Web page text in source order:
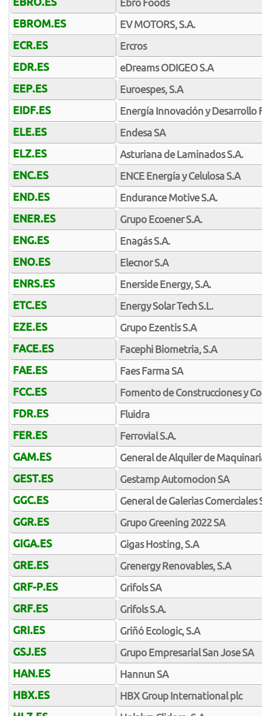
Ebro Foods
EBROM.ES
EV MOTORS, S.A.
ECR.ES
Ercros
EDR.ES
eDreams ODIGEO S.A
EEP.ES
Euroespes, S.A
EIDF.ES
Energía Innovación y Desarrollo
ELE.ES
Endesa SA
ELZ.ES
Asturiana de Laminados S.A.
ENC.ES
ENCE Energía y Celulosa S.A
END.ES
Endurance Motive S.A.
ENER.ES
Grupo Ecoener S.A.
ENG.ES
Enagás S.A.
ENO.ES
Elecnor S.A
ENRS.ES
Enerside Energy, S.A.
ETC.ES
Energy Solar Tech S.L.
EZE.ES
Grupo Ezentis S.A
FACE.ES
Facephi Biometria, S.A
FAE.ES
Faes Farma SA
FCC.ES
Fomento de Construcciones y
FDR.ES
Fluidra
FER.ES
Ferrovial S.A.
GAM.ES
General de Alquiler de
GEST.ES
Gestamp Automocion SA
GGC.ES
General de Galerias Comerciales
GGR.ES
Grupo Greening 2022 SA
GIGA.ES
Gigas Hosting, S.A
GRE.ES
Grenergy Renovables, S.A
GRF-P.ES
Grifols SA
GRF.ES
Grifols S.A.
GRI.ES
Griñó Ecologic, S.A
GSJ.ES
Grupo Empresarial San Jose SA
HAN.ES
Hannun SA
HBX.ES
HBX Group International plc